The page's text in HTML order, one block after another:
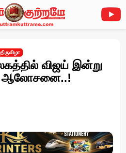
விஜய் இன்று
ஆலோசனை..!